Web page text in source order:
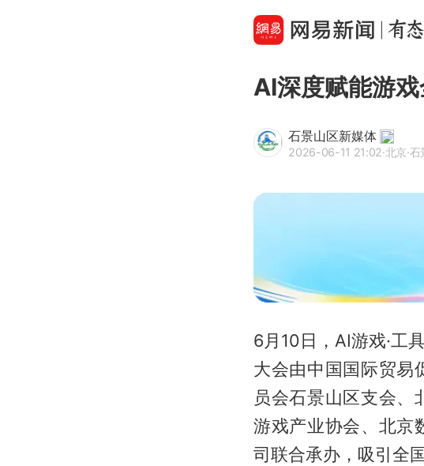
AI深度赋能游
石景山区新媒体
2026-06-11 21:02·北京·
6月10日，AI游戏·工
大会由中国国际贸易
员会石景山区支会、
游戏产业协会、北京
司联合承办，吸引全